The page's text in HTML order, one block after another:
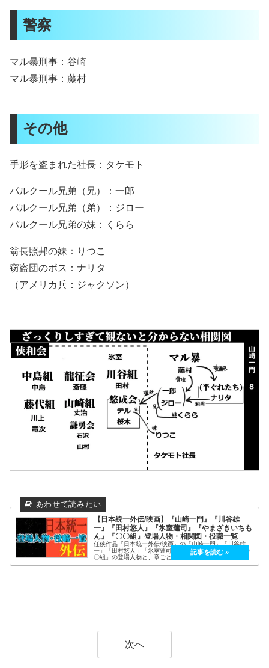
警察
マル暴刑事：谷崎
マル暴刑事：藤村
その他
手形を盗まれた社長：タケモト
パルクール兄弟（兄）：一郎
パルクール兄弟（弟）：ジロー
パルクール兄弟の妹：くらら
翁長照邦の妹：りつこ
窃盗団のボス：ナリタ
（アメリカ兵：ジャクソン）
【日本統一外伝/映画】『山崎一門』『川谷雄
一』『田村悠人』『氷室蓮司』『やまざきいちも
ん』『〇〇組』登場人物・相関図・役職一覧
任侠作品『日本統一外伝/映画』の「山崎一門」「川谷雄
一」「田村悠人」「氷室蓮司」「やまざきいちもん」「〇
〇組」の登場人物と、章ごとの役職一覧を記載していま
次へ